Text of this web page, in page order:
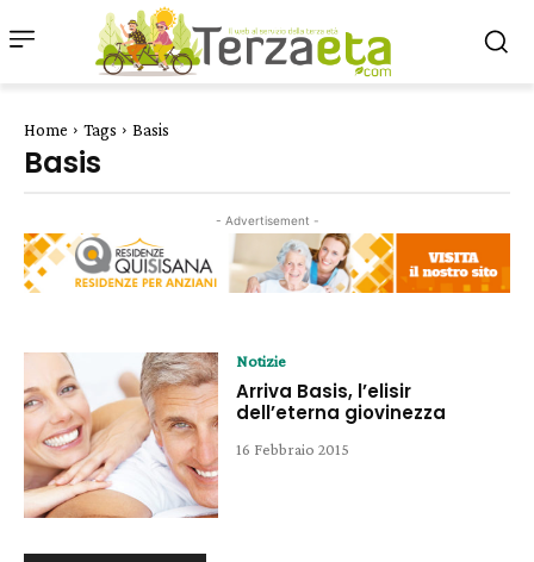
Home Tags Basis
Basis
- Advertisement -
Notizie
Arriva Basis, l’elisir
dell’eterna giovinezza
16 Febbraio 2015